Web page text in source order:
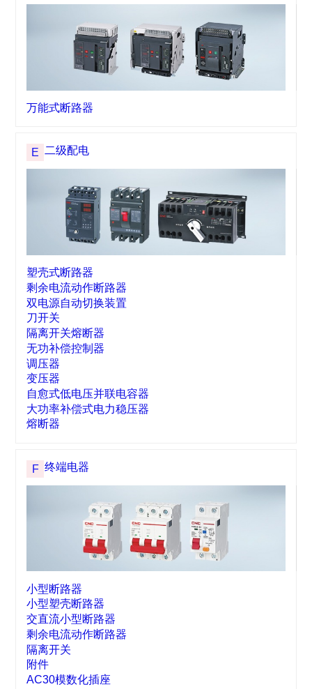
YCM20-T塑料外壳式断路器
YCM20LE-T剩余电流动作断路器
DZ15-40T塑料外壳式断路器
HR6熔断器式刀开关
万能式断路器
E 二级配电
剩余电流动作断路器
隔离开关熔断器
无功补偿控制器
自愈式低电压并联电容器
大功率补偿式电力稳压器
熔断器
F 终端电器